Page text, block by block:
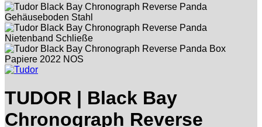
TUDOR | Black Bay
Chronograph Reverse